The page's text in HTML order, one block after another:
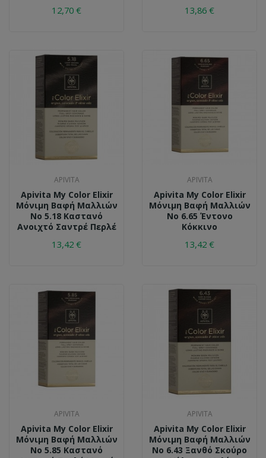
12,70 € 13,86 €
APIVITA
Apivita My Color Elixir
Μόνιμη Βαφή Μαλλιών
No 5.18 Καστανό
Ανοιχτό Σαντρέ Περλέ
13,42 €
APIVITA
Apivita My Color Elixir
Μόνιμη Βαφή Μαλλιών
No 6.65 Έντονο
Κόκκινο
13,42 €
APIVITA
Apivita My Color Elixir
Μόνιμη Βαφή Μαλλιών
No 5.85 Καστανό
APIVITA
Apivita My Color Elixir
Μόνιμη Βαφή Μαλλιών
No 6.43 Ξανθό Σκούρο